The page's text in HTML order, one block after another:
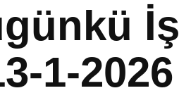
İş
1-2026